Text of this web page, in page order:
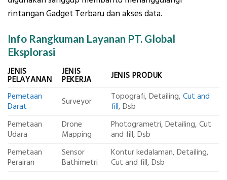
rintangan Gadget Terbaru dan akses data.
Info Rangkuman Layanan PT. Global
Eksplorasi
JENIS
PELAYANAN
JENIS
PEKERJA
JENIS PRODUK
Pemetaan
Darat
Surveyor Topografi, Detailing, Cut and
fill, Dsb
Pemetaan
Udara
Drone
Mapping
Photogrametri, Detailing, Cut
and fill, Dsb
Pemetaan
Perairan
Sensor
Bathimetri
Kontur kedalaman, Detailing,
Cut and fill, Dsb